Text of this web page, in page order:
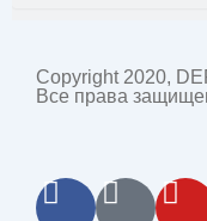
Copyright 2020,
Все права
F
L
Y